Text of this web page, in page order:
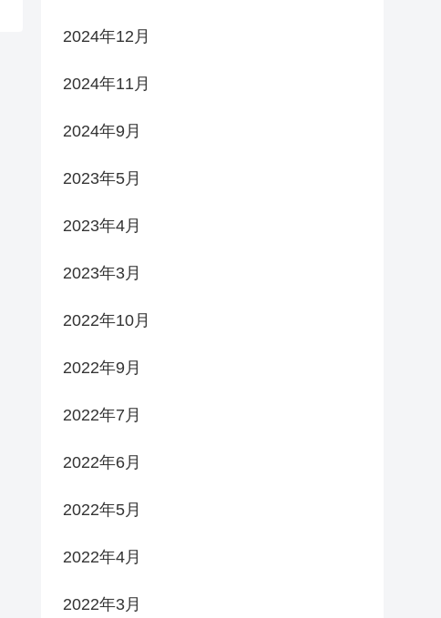
2024年12月
2024年11月
2024年9月
2023年5月
2023年4月
2023年3月
2022年10月
2022年9月
2022年7月
2022年6月
2022年5月
2022年4月
2022年3月